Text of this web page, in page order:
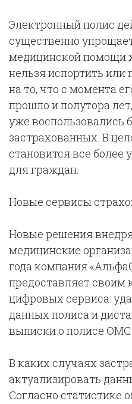
Электронный полис
существенно
медицинской помощи
нельзя испортить или
на то, что с момента
прошло и полутора
уже воспользовались
застрахованных. В
становится все более
для граждан.
Новые сервисы
Новые решения
медицинские
года компания
предоставляет своим
цифровых сервиса:
данных полиса и
выписки о полисе ОМС
В каких случаях
актуализировать
Согласно статистике